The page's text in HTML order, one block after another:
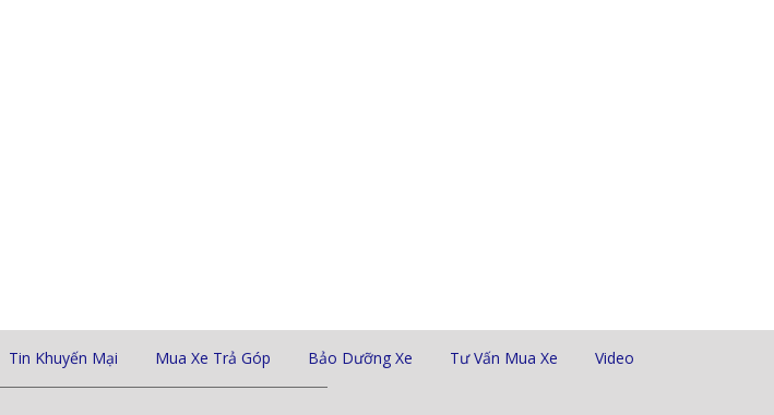
Tin Khuyến Mại Mua Xe Trả Góp Bảo Dưỡng Xe Tư Vấn Mua Xe Video